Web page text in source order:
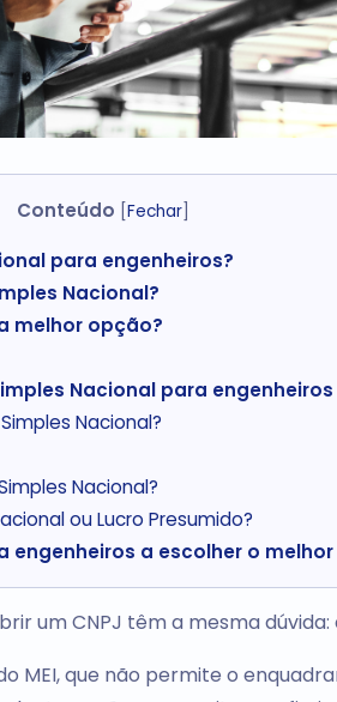
Conteúdo [Fechar
para engenheiros?
Nacional?
melhor opção?
Nacional para engenheiros
Nacional?
Nacional?
ou Lucro Presumido?
engenheiros a escolher o
um CNPJ têm a mesma
MEI, que não permite o